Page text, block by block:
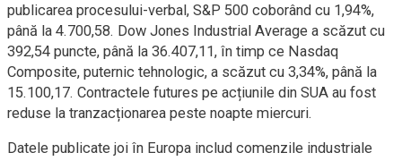
publicarea procesului-verbal, S&P 500 coborând cu 1,94%,
până la 4.700,58. Dow Jones Industrial Average a scăzut cu
392,54 puncte, până la 36.407,11, în timp ce Nasdaq
Composite, puternic tehnologic, a scăzut cu 3,34%, până la
15.100,17. Contractele futures pe acțiunile din SUA au fost
reduse la tranzacționarea peste noapte miercuri.
Datele publicate joi în Europa includ comenzile industriale